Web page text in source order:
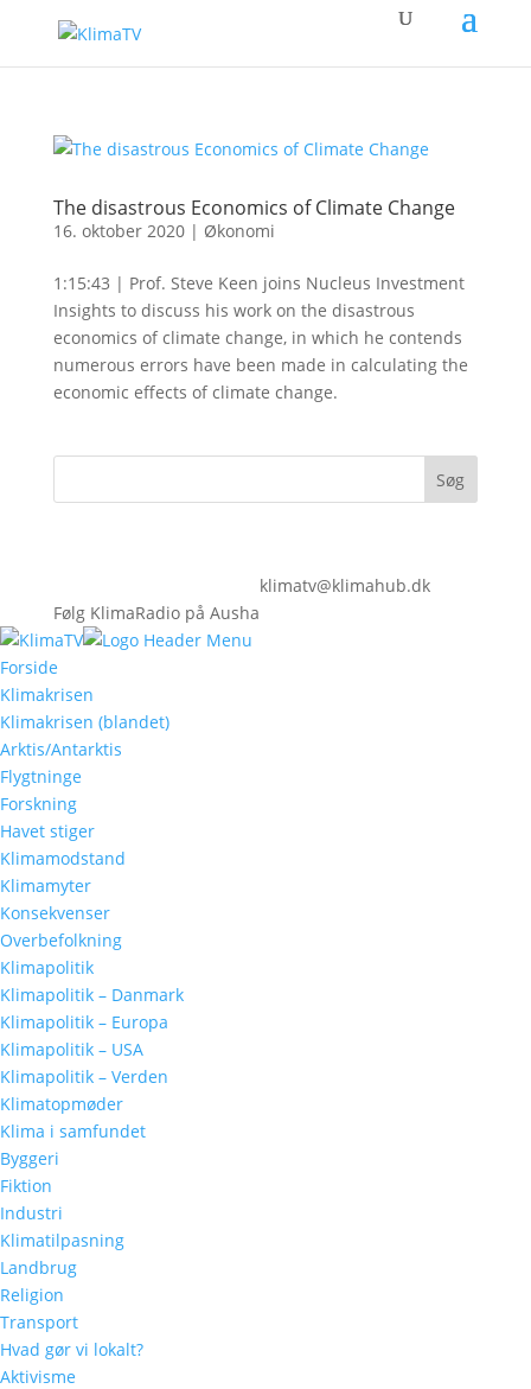
The disastrous Economics of Climate Change
16. oktober 2020| Økonomi
1:15:43 | Prof. Steve Keen joins Nucleus Investment
Insights to discuss his work on the disastrous
economics of climate change, in which he contends
numerous errors have been made in calculating the
economic effects of climate change.
Følg KlimaRadio på Ausha
klimatv@klimahub.dk
Forside
Klimakrisen
Klimakrisen (blandet)
Arktis/Antarktis
Flygtninge
Forskning
Havet stiger
Klimamodstand
Klimamyter
Konsekvenser
Overbefolkning
Klimapolitik
Klimapolitik – Danmark
Klimapolitik – Europa
Klimapolitik – USA
Klimapolitik – Verden
Klimatopmøder
Klima i samfundet
Byggeri
Fiktion
Industri
Klimatilpasning
Landbrug
Religion
Transport
Hvad gør vi lokalt?
Aktivisme